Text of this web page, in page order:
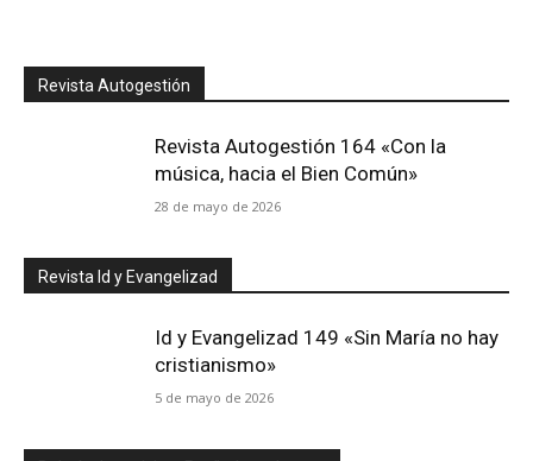
Revista Autogestión
Revista Autogestión 164 «Con la
música, hacia el Bien Común»
28 de mayo de 2026
Revista Id y Evangelizad
Id y Evangelizad 149 «Sin María no hay
cristianismo»
5 de mayo de 2026